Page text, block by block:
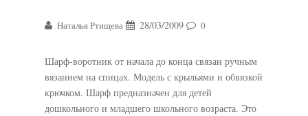
Наталья Ртищева 28/03/2009 0
Шарф-воротник от начала до конца связан ручным
вязанием на спицах. Модель с крыльями и обвязкой
крючком. Шарф предназначен для детей
дошкольного и младшего школьного возраста. Это